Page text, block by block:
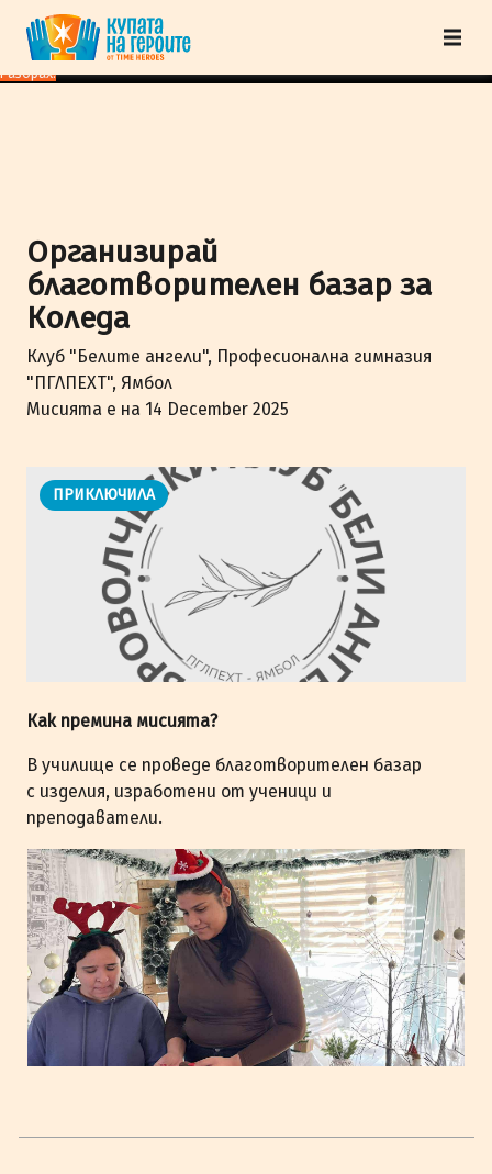
"Купата на героите" от TimeHeroes ползва cookies, за да осигурим по-
добро представяне на сайта и да подобрим Вашето преживяване.Научи
повече
Разбрах!
Организирай
благотворителен базар за
Коледа
Клуб "Белите ангели", Професионална гимназия
"ПГЛПЕХТ", Ямбол
Мисията е на 14 December 2025
ПРИКЛЮЧИЛА
Как премина мисията?
В училище се проведе благотворителен базар
с изделия, изработени от ученици и
преподаватели.